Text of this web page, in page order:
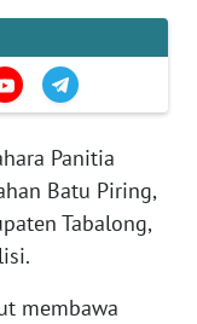
Panitia
Batu Piring,
Tabalong,
membawa